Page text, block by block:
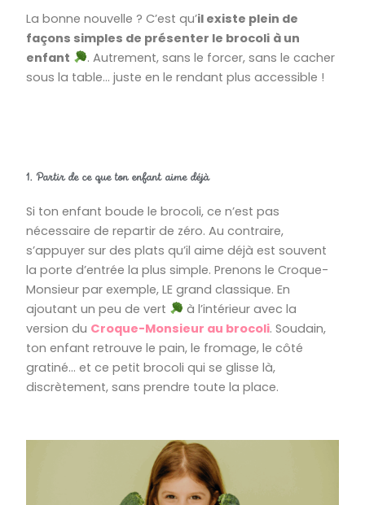
La bonne nouvelle ? C’est qu’il existe plein de
façons simples de présenter le brocoli à un
enfant
. Autrement, sans le forcer, sans le cacher
sous la table… juste en le rendant plus accessible !
1. Partir de ce que ton enfant aime déjà
Si ton enfant boude le brocoli, ce n’est pas
nécessaire de repartir de zéro. Au contraire,
s’appuyer sur des plats qu’il aime déjà est souvent
la porte d’entrée la plus simple. Prenons le Croque-
Monsieur par exemple, LE grand classique. En
ajoutant un peu de vert
à l’intérieur avec la
version du Croque-Monsieur au brocoli. Soudain,
ton enfant retrouve le pain, le fromage, le côté
gratiné… et ce petit brocoli qui se glisse là,
discrètement, sans prendre toute la place.